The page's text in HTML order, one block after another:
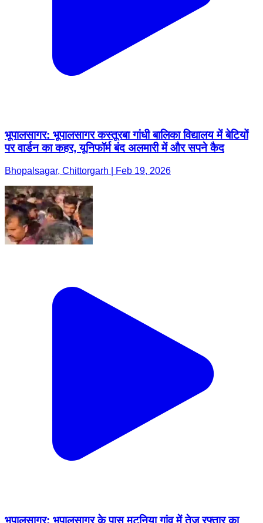
भूपालसागर: भूपालसागर कस्तूरबा गांधी बालिका विद्यालय में बेटियों
पर वार्डन का कहर, यूनिफॉर्म बंद अलमारी में और सपने कैद
Bhopalsagar, Chittorgarh | Feb 19, 2026
भूपालसागर: भूपालसागर के पास मटुनिया गांव में तेज रफ्तार का